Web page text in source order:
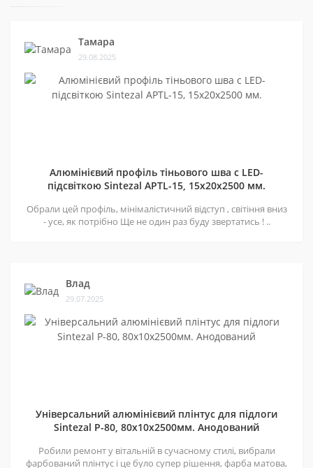
Тамара
29.08.2025
Алюмінієвий профіль тіньового шва c LED-
підсвіткою Sintezal APTL-15, 15х20х2500 мм.
Обрали цей профіль, мінімалістичний відступ , світіння вниз
- усе, як потрібно Ще не один раз буду звертатись ! ..
Влад
29.07.2025
Універсальний алюмінієвий плінтус для підлоги
Sintezal P-80, 80х10х2500мм. Анодований
Робили ремонт у вітальній в сучасному стилі, вибрали
фарбований плінтус і це було супер рішення, фарба матова,